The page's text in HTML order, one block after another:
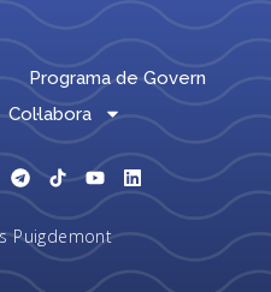
Programa de Govern
Col·labora
Puigdemont